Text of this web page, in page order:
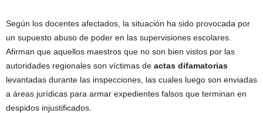
Según los docentes afectados, la situación ha sido provocada por
un supuesto abuso de poder en las supervisiones escolares.
Afirman que aquellos maestros que no son bien vistos por las
autoridades regionales son víctimas de actas difamatorias
levantadas durante las inspecciones, las cuales luego son enviadas
a áreas jurídicas para armar expedientes falsos que terminan en
despidos injustificados.